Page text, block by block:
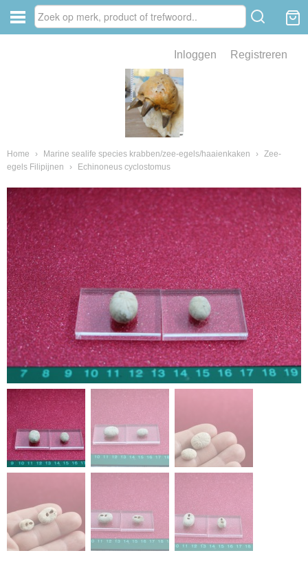
Inloggen Registreren
Home › Marine sealife species krabben/zee-egels/haaienkaken › Zee-
egels Filipijnen
› Echinoneus cyclostomus
van fossielen en mineralen